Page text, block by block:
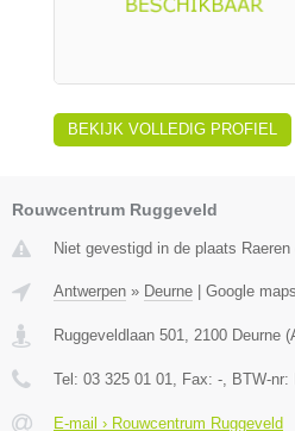
BEKIJK VOLLEDIG PROFIEL
Rouwcentrum Ruggeveld
Niet gevestigd in de plaats
Antwerpen » Deurne Google maps
Ruggeveldlaan 501, 2100 Deurne (
Tel: 03 325 01 01, Fax: -, BTW-nr:
E-mail › Rouwcentrum Ruggeveld